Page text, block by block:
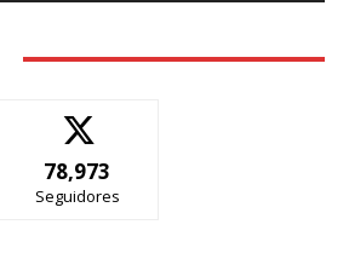
78,973
Seguidores